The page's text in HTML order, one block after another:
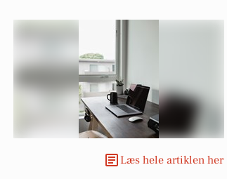
Læs hele artiklen her